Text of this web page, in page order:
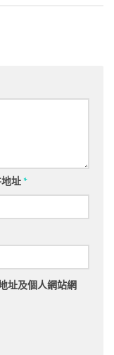
址*
址及個人網站網